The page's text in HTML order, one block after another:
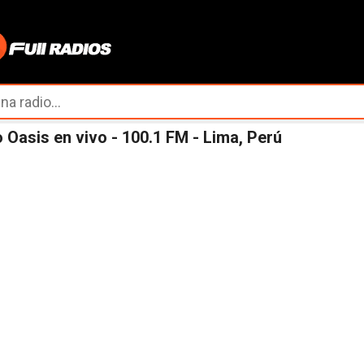
Oasis en vivo - 100.1 FM - Lima, Perú